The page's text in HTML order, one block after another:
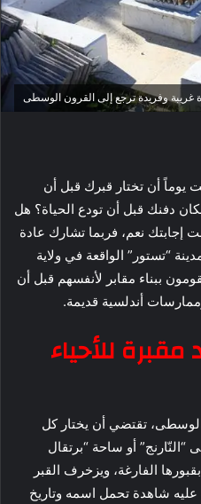
وفريدة ترجع إلى القرون الوسطى
يوماً أن تختار قبرك قبل أن
دفنك قبل أن تودع الحياة؟ هل
إجابتك نعم، فربما تشارك عادة
“تستور” الواقعة في ولاية
ببناء مقابر لأنفسهم قبل أن
وممارسات أندلسية قديمة.
للأحياء
الوسطى، تقتضي أن يختار كل
أو ساحة “برتقال
الفارغة، ويزخرف القبر
عليه شاهدة تحمل اسمه وتاريخ